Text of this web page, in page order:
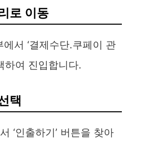
y
V
i
e
로 이동
에서 ‘결제수단.쿠페이 관
하여 진입합니다.
택
‘인출하기’ 버튼을 찾아